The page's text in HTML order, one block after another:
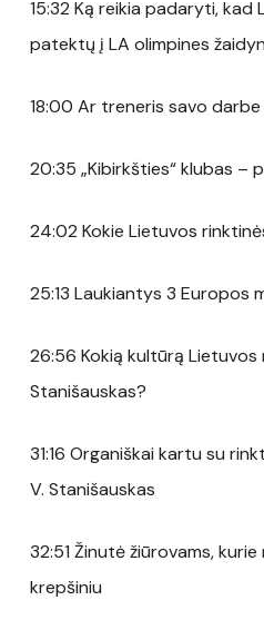
15:32 Ką reikia padaryti,
patektų į LA olimpines
18:00 Ar treneris savo darbe
20:35 „Kibirkšties“ klubas –
24:02 Kokie Lietuvos
25:13 Laukiantys 3 Europos
26:56 Kokią kultūrą Lietuvos
Stanišauskas?
31:16 Organiškai kartu su
V. Stanišauskas
32:51 Žinutė žiūrovams,
krepšiniu